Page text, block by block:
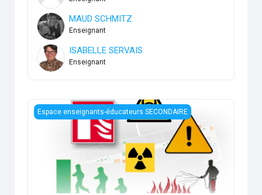
MAUD SCHMITZ
Enseignant
ISABELLE SERVAIS
Enseignant
Prévention- Sécurité des implantations
Espace enseignants-éducateurs SECONDAIRE